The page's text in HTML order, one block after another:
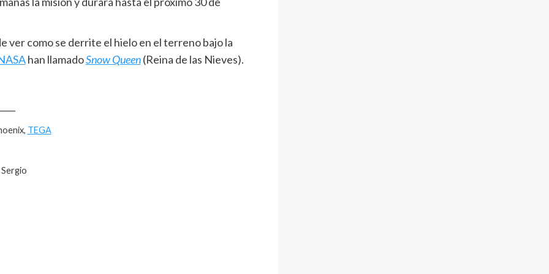
ver como se derrite el hielo en el terreno bajo la
han llamadoSnow Queen(Reina de las Nieves).
TEGA